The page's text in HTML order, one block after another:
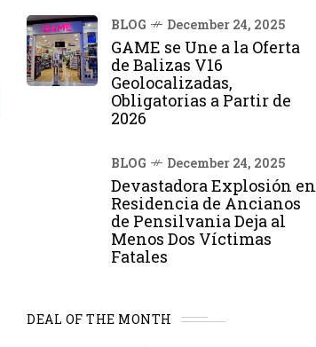
BLOG December 24, 2025
GAME se Une a la Oferta
de Balizas V16
Geolocalizadas,
Obligatorias a Partir de
2026
BLOG December 24, 2025
Devastadora Explosión en
Residencia de Ancianos
de Pensilvania Deja al
Menos Dos Víctimas
Fatales
DEAL OF THE MONTH